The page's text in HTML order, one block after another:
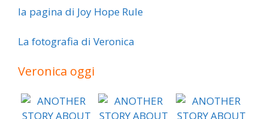
la pagina di Joy Hope Rule
La fotografia di Veronica
Veronica oggi